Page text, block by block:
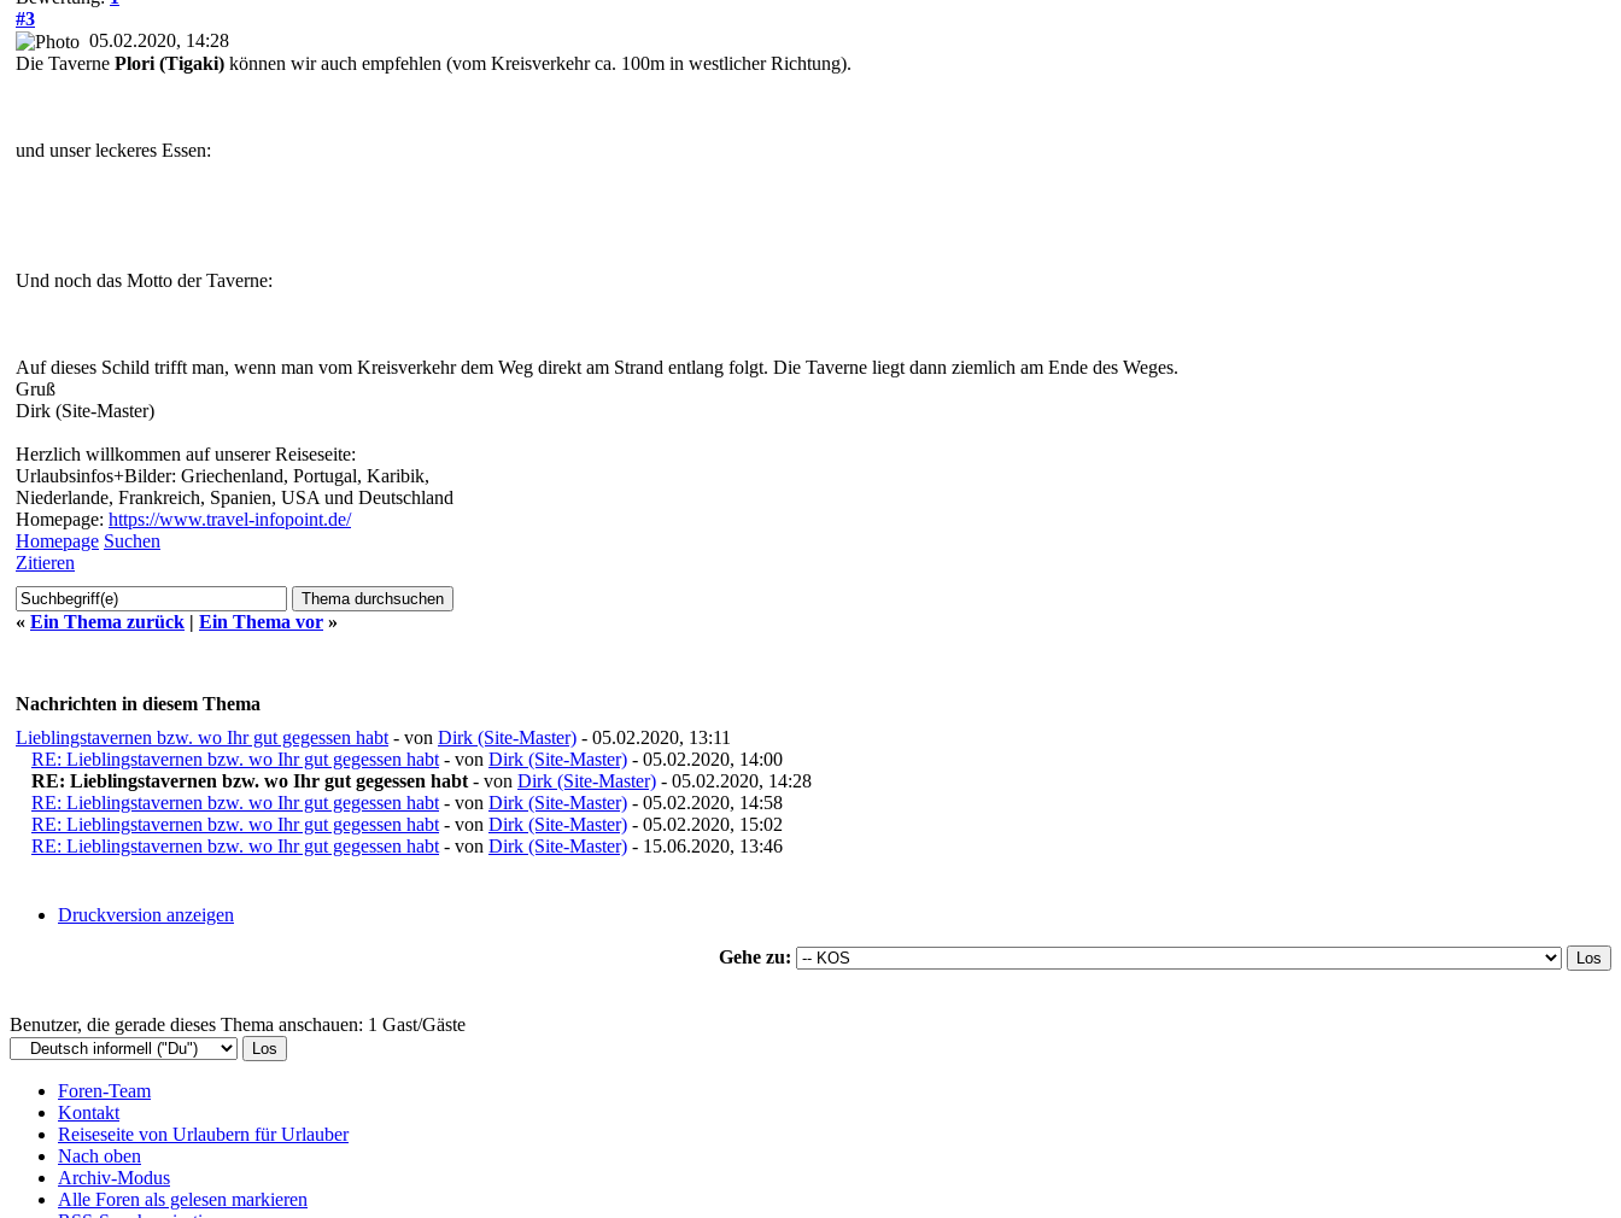
#3
05.02.2020, 14:28
Die Taverne Plori (Tigaki) können wir auch empfehlen (vom Kreisverkehr ca. 100m in westlicher Richtung).
und unser leckeres Essen:
Und noch das Motto der Taverne:
Auf dieses Schild trifft man, wenn man vom Kreisverkehr dem Weg direkt am Strand entlang folgt. Die Taverne liegt dann ziemlich am Ende des Weges.
Gruß
Dirk (Site-Master)
Herzlich willkommen auf unserer Reiseseite:
Urlaubsinfos+Bilder: Griechenland, Portugal, Karibik,
Niederlande, Frankreich, Spanien, USA und Deutschland
Homepage: https://www.travel-infopoint.de/
Homepage Suchen
Zitieren
« Ein Thema zurück | Ein Thema vor »
Nachrichten in diesem Thema
Lieblingstavernen bzw. wo Ihr gut gegessen habt - von Dirk (Site-Master) - 05.02.2020, 13:11
RE: Lieblingstavernen bzw. wo Ihr gut gegessen habt - von Dirk (Site-Master) - 05.02.2020, 14:00
RE: Lieblingstavernen bzw. wo Ihr gut gegessen habt - von Dirk (Site-Master) - 05.02.2020, 14:28
RE: Lieblingstavernen bzw. wo Ihr gut gegessen habt - von Dirk (Site-Master) - 05.02.2020, 14:58
RE: Lieblingstavernen bzw. wo Ihr gut gegessen habt - von Dirk (Site-Master) - 05.02.2020, 15:02
RE: Lieblingstavernen bzw. wo Ihr gut gegessen habt - von Dirk (Site-Master) - 15.06.2020, 13:46
Druckversion anzeigen
Gehe zu:
Benutzer, die gerade dieses Thema anschauen: 1 Gast/Gäste
Foren-Team
Kontakt
Reiseseite von Urlaubern für Urlauber
Nach oben
Archiv-Modus
Alle Foren als gelesen markieren